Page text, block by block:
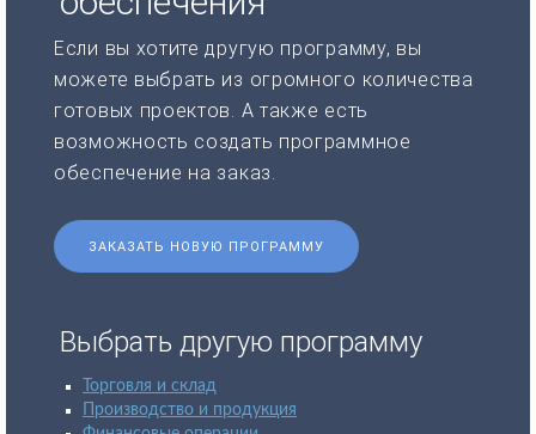
Если вы хотите другую программу, вы
можете выбрать из огромного количества
готовых проектов. А также есть
возможность создать программное
обеспечение на заказ.
ЗАКАЗАТЬ НОВУЮ ПРОГРАММУ
Выбрать другую программу
Торговля и склад
Производство и продукция